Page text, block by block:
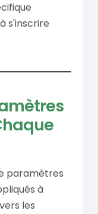
s'inscrire
paramètres
à
les